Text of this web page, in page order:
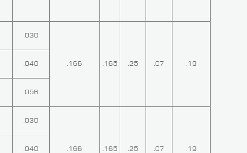
.030
.166 .165 .25 .07 .19
.040
.056
.030
.166 .165 .25 .07 .19
.040